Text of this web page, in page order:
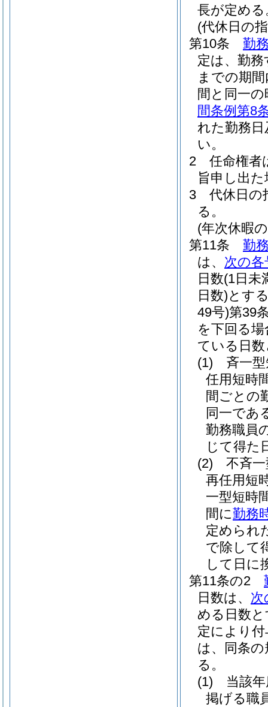
長が定める
(代休日の
第10条
勤
定は、勤
までの期
間と同一
間条例第8
れた勤務
い。
2
任命権者
旨申し出
3
代休日の
る。
(年次休暇
第11条
勤
は、 次の各
日数(1日未
日数)とす
49号)第39
を下回る
ている日
(1)
斉一
任用短時
間ごとの
同一であ
勤務職員
じて得た
(2)
不斉
再任用短
一型短時
間に勤務
定められ
で除して
して日に
第11条の2
日数は、 次
める日数
定により
は、同条
る。
(1)
当該
掲げる職